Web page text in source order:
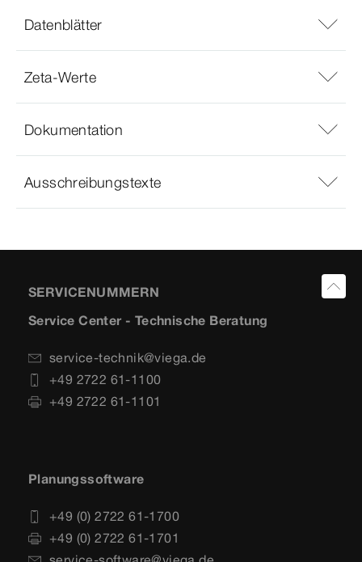
Datenblätter
Zeta-Werte
Dokumentation
Ausschreibungstexte
SERVICENUMMERN
Service Center - Technische Beratung
service-technik@viega.de
+49 2722 61-1100
+49 2722 61-1101
Planungssoftware
+49 (0) 2722 61-1700
+49 (0) 2722 61-1701